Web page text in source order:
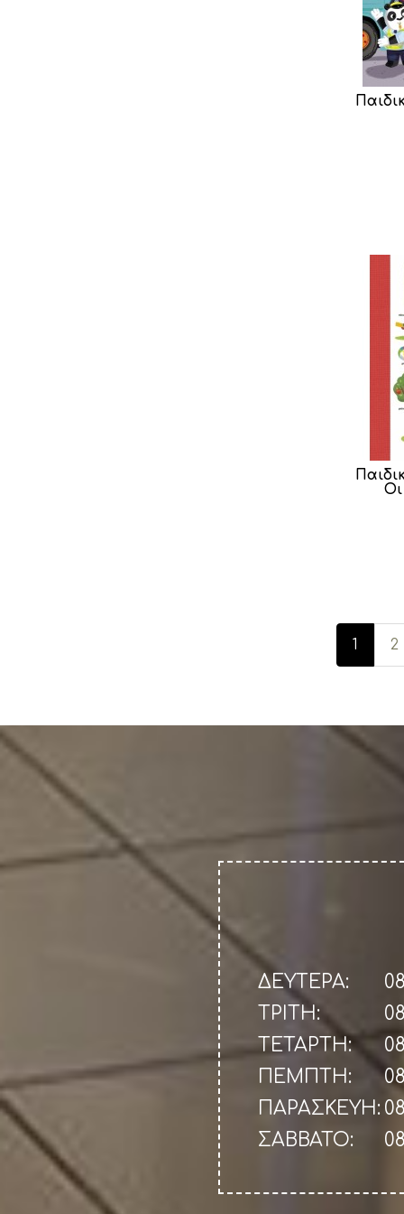
1 2
ΔΕΥΤΕΡΑ:
ΤΡΙΤΗ:
ΤΕΤΑΡΤΗ:
ΠΕΜΠΤΗ:
ΠΑΡΑΣΚΕΥΗ:
ΣΑΒΒΑΤΟ: